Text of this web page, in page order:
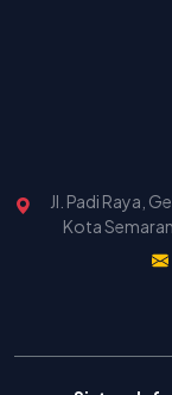
Jl. Padi Raya,
Kota